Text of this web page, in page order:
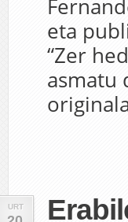
eta
“Zer
asmatu
URT